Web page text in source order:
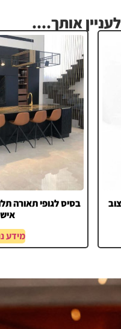
אותך....
בסיס לגופי תאורה
מידע